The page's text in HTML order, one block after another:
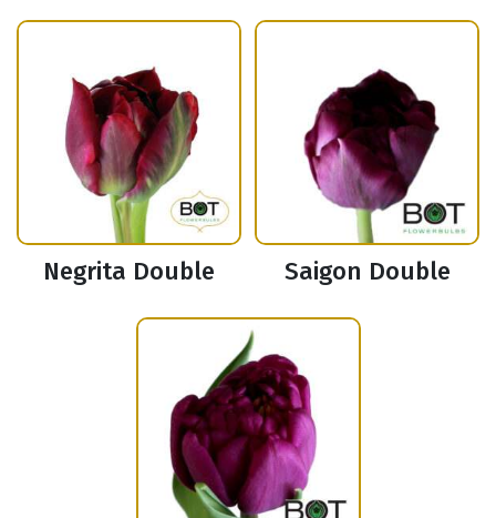
Negrita Double Saigon Double